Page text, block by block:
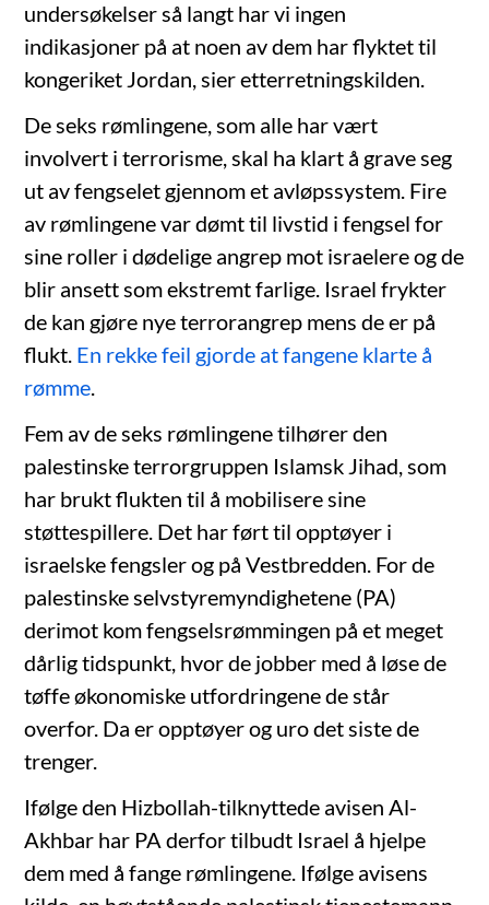
undersøkelser så langt har vi ingen
indikasjoner på at noen av dem har flyktet til
kongeriket Jordan, sier etterretningskilden.
De seks rømlingene, som alle har vært
involvert i terrorisme, skal ha klart å grave seg
ut av fengselet gjennom et avløpssystem. Fire
av rømlingene var dømt til livstid i fengsel for
sine roller i dødelige angrep mot israelere og de
blir ansett som ekstremt farlige. Israel frykter
de kan gjøre nye terrorangrep mens de er på
flukt. En rekke feil gjorde at fangene klarte å
rømme.
Fem av de seks rømlingene tilhører den
palestinske terrorgruppen Islamsk Jihad, som
har brukt flukten til å mobilisere sine
støttespillere. Det har ført til opptøyer i
israelske fengsler og på Vestbredden. For de
palestinske selvstyremyndighetene (PA)
derimot kom fengselsrømmingen på et meget
dårlig tidspunkt, hvor de jobber med å løse de
tøffe økonomiske utfordringene de står
overfor. Da er opptøyer og uro det siste de
trenger.
Ifølge den Hizbollah-tilknyttede avisen Al-
Akhbar har PA derfor tilbudt Israel å hjelpe
dem med å fange rømlingene. Ifølge avisens